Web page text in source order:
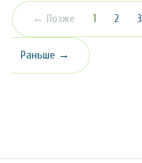
← Позже 1 (текущая)
2 3
Раньше →